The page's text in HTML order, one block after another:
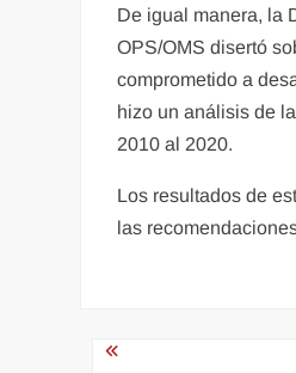
De igual manera, la
OPS/OMS disertó
comprometido a
hizo un análisis de
2010 al 2020.
Los resultados de
las
Navegación